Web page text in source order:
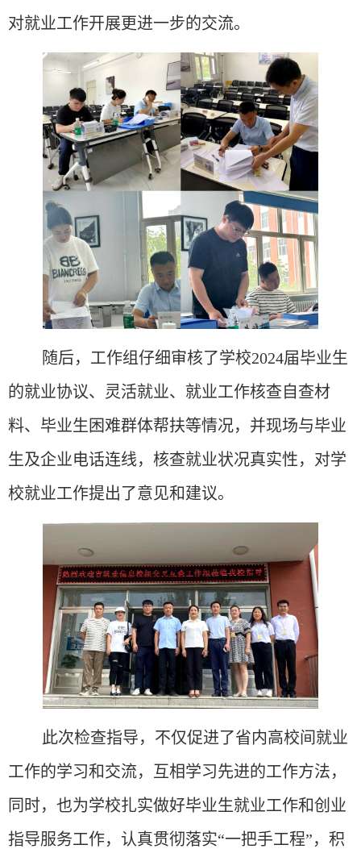
对就业工作开展更进一步的交流。
随后，工作组仔细审核了学校2024届毕业生
的就业协议、灵活就业、就业工作核查自查材
料、毕业生困难群体帮扶等情况，并现场与毕业
生及企业电话连线，核查就业状况真实性，对学
校就业工作提出了意见和建议。
此次检查指导，不仅促进了省内高校间就业
工作的学习和交流，互相学习先进的工作方法，
同时，也为学校扎实做好毕业生就业工作和创业
指导服务工作，认真贯彻落实“一把手工程”，积